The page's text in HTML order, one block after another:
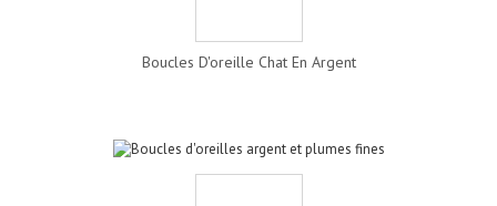
Boucles D'oreille Chat En Argent